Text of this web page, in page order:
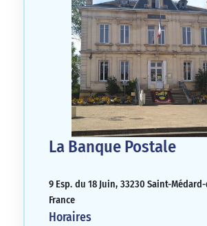
La Banque Postale
9 Esp. du 18 Juin, 33230 Saint-
France
Horaires